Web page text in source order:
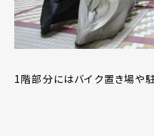
1階部分にはバイク置き場や